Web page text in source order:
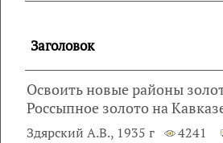
Заголовок
Освоить новые районы
Россыпное золото на
Здярский А.В., 1935 г 4241